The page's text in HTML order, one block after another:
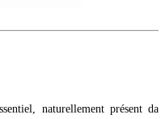
naturellement présent